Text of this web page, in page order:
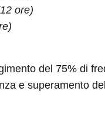
ore)
del 75% di
e superamento